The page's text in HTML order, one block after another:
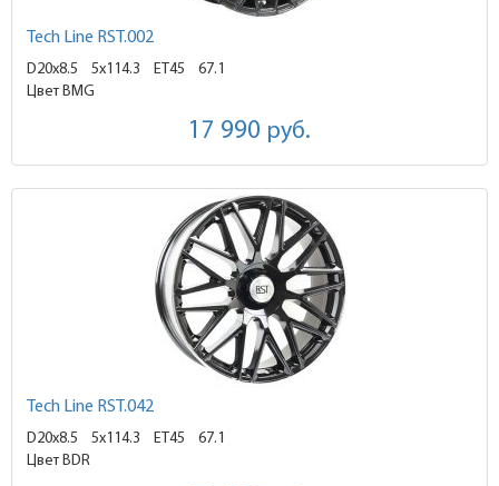
Tech Line RST.002
D20x8.5 5x114.3 ET45
67.1
Цвет BMG
17 990 руб.
Tech Line RST.042
D20x8.5 5x114.3 ET45
67.1
Цвет BDR